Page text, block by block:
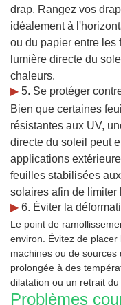
drap. Rangez vos
idéalement à
ou du papier entre les
lumière directe du
chaleurs.
▶ 5. Se protéger
Bien que certaines
résistantes aux UV,
directe du soleil peut
applications
feuilles stabilisées
solaires afin de limiter
▶ 6. Éviter la
Le point de
environ. Évitez de
machines ou de
prolongée à des
dilatation ou un retrait
Problèmes